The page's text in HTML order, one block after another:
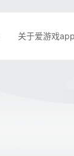
关于爱游戏app